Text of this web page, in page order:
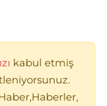
kabul etmiş